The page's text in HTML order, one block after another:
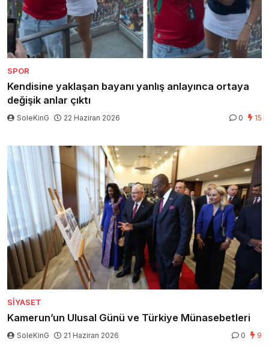
SPOR
Kendisine yaklaşan bayanı yanlış anlayınca ortaya
değişik anlar çıktı
SoleKinG 22 Haziran 2026 0 15
SIYASET
Kamerun’un Ulusal Günü ve Türkiye Münasebetleri
SoleKinG 21 Haziran 2026 0 9